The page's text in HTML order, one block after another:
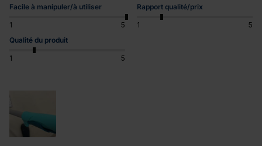
Facile à manipuler/à utiliser
1 5
Rapport qualité/prix
1
5
Qualité du produit
1 5